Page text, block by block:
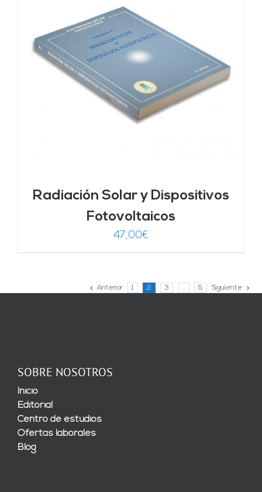
Radiación Solar y Dispositivos
Fotovoltaicos
47,00€
Anterior 1 2 3 … 5 Siguiente
SOBRE NOSOTROS
Inicio
Editorial
Centro de estudios
Ofertas laborales
Blog